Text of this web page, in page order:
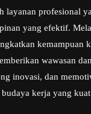
layanan profesional
yang efektif.
kemampuan
wawasan
inovasi, dan
kerja yang